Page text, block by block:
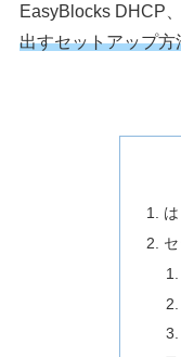
EasyBlocks DHCP
出すセットアップ方